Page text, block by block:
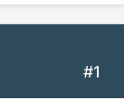
#1